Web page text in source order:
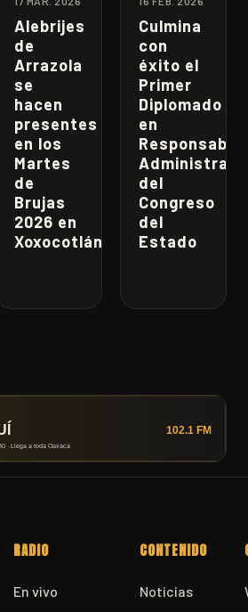
Alebrijes
de
Arrazola
se
hacen
presentes
en los
Martes
de
Brujas
2026 en
Xoxocotlán
Culmina
con
éxito el
Primer
Diplomado
en
del
Congreso
del
Estado
RADIO
En vivo
CONTENIDO
Noticias